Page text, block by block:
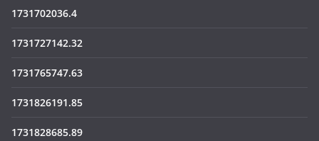
1731702036.4
1731727142.32
1731765747.63
1731826191.85
1731828685.89